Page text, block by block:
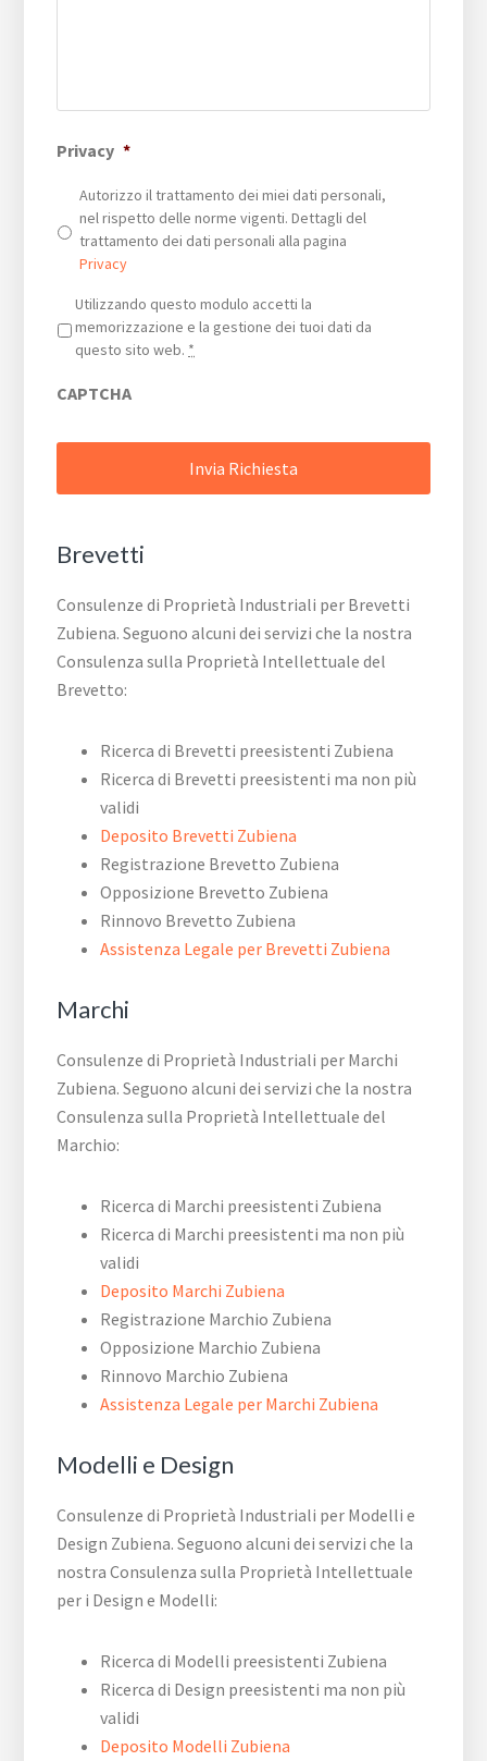
Privacy *
Autorizzo il trattamento dei miei dati personali,
nel rispetto delle norme vigenti. Dettagli del
trattamento dei dati personali alla pagina
Privacy
Privacy *
Utilizzando questo modulo accetti la
memorizzazione e la gestione dei tuoi dati da
questo sito web. *
CAPTCHA
Brevetti
Consulenze di Proprietà Industriali per Brevetti
Zubiena. Seguono alcuni dei servizi che la nostra
Consulenza sulla Proprietà Intellettuale del
Brevetto:
Ricerca di Brevetti preesistenti Zubiena
Ricerca di Brevetti preesistenti ma non più
validi
Deposito Brevetti Zubiena
Registrazione Brevetto Zubiena
Opposizione Brevetto Zubiena
Rinnovo Brevetto Zubiena
Assistenza Legale per Brevetti Zubiena
Marchi
Consulenze di Proprietà Industriali per Marchi
Zubiena. Seguono alcuni dei servizi che la nostra
Consulenza sulla Proprietà Intellettuale del
Marchio:
Ricerca di Marchi preesistenti Zubiena
Ricerca di Marchi preesistenti ma non più
validi
Deposito Marchi Zubiena
Registrazione Marchio Zubiena
Opposizione Marchio Zubiena
Rinnovo Marchio Zubiena
Assistenza Legale per Marchi Zubiena
Modelli e Design
Consulenze di Proprietà Industriali per Modelli e
Design Zubiena. Seguono alcuni dei servizi che la
nostra Consulenza sulla Proprietà Intellettuale
per i Design e Modelli:
Ricerca di Modelli preesistenti Zubiena
Ricerca di Design preesistenti ma non più
validi
Deposito Modelli Zubiena